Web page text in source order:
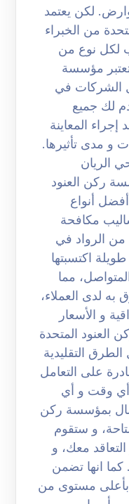
لكن يعتمد
من الخبراء
لكل نوع من
مؤسسة
الشركات في
لك جميع
المعاينة
و مدى تأثيرها.
الريان
مؤسسة ركن العنود
أنواع
مكافحة
الرواد في
اكتسبتها
مما
به لدى العملاء،
و الأسعار
العنود المتحدة
التقليدية
على التعامل
وقت و أي
بمؤسسة ركن
و ستقوم
التعاقد معك، و
كما انها تضمن
مستوى من